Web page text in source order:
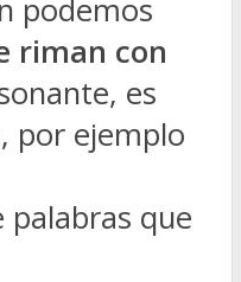
podemos
riman con
es
por ejemplo
palabras que